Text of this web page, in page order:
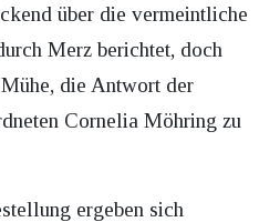
über die vermeintliche
Merz berichtet, doch
die Antwort der
Cornelia Möhring zu
ergeben sich